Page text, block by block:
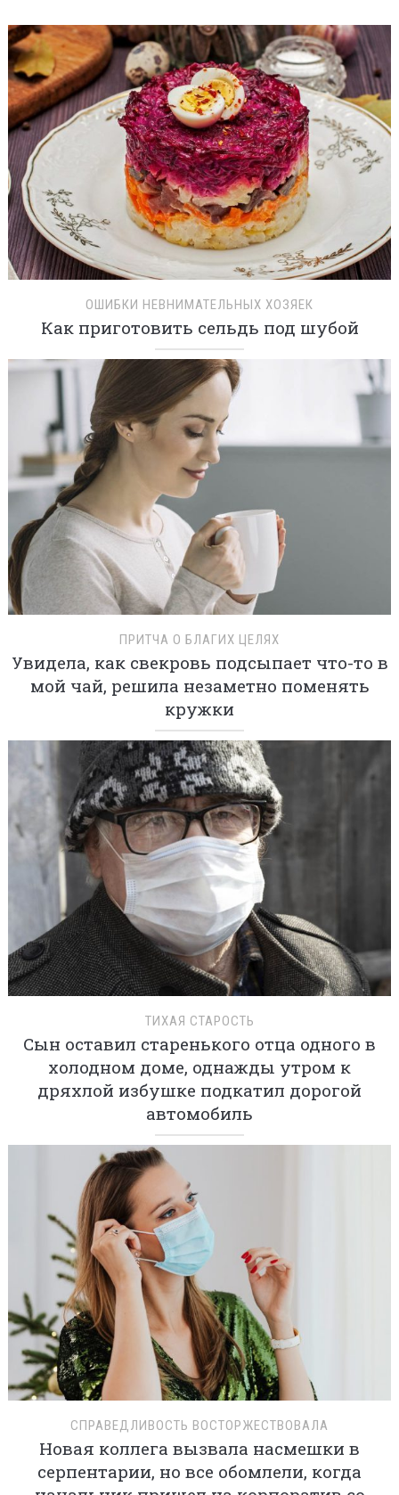
ОШИБКИ НЕВНИМАТЕЛЬНЫХ ХОЗЯЕК
Как приготовить сельдь под шубой
ПРИТЧА О БЛАГИХ ЦЕЛЯХ
Увидела, как свекровь подсыпает что-то в
мой чай, решила незаметно поменять
кружки
ТИХАЯ СТАРОСТЬ
Сын оставил старенького отца одного в
холодном доме, однажды утром к
дряхлой избушке подкатил дорогой
автомобиль
СПРАВЕДЛИВОСТЬ ВОСТОРЖЕСТВОВАЛА
Новая коллега вызвала насмешки в
серпентарии, но все обомлели, когда